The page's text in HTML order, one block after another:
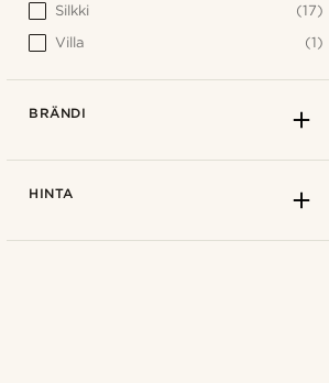
Silkki
(17)
Villa
(1)
BRÄNDI
HINTA